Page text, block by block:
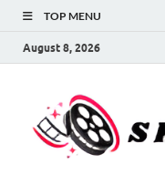
TOP MENU
August 8, 2026